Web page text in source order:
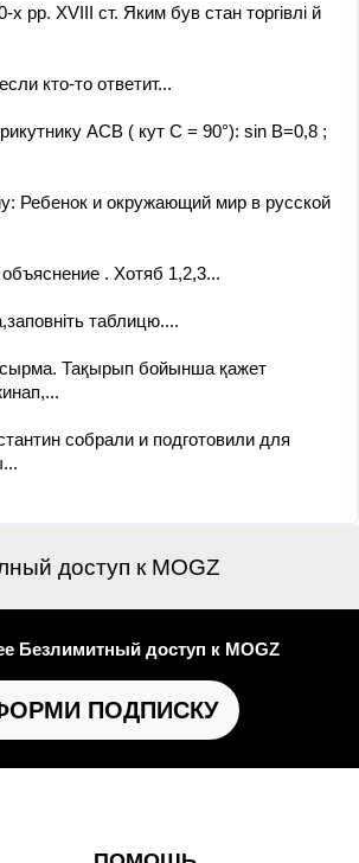
рр. XVIII ст. Яким був стан торгівлі й
кто-то ответит​...
АСВ ( кут С = 90°): sin B=0,8 ;
Ребенок и окружающий мир в русской
. Хотяб 1,2,3...
таблицю....
Тақырып бойынша қажет
собрали и подготовили для
доступ к MOGZ
Безлимитный доступ к MOGZ
ПОДПИСКУ